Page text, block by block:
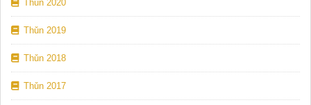
Thǔn 2020
Thǔn 2019
Thǔn 2018
Thǔn 2017